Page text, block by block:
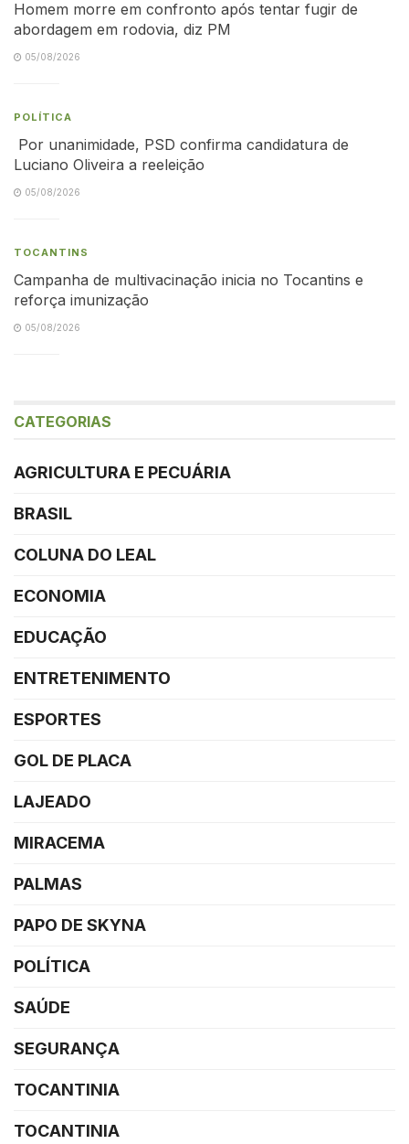
Homem morre em confronto após tentar fugir de
abordagem em rodovia, diz PM
05/08/2026
POLÍTICA
Por unanimidade, PSD confirma candidatura de
Luciano Oliveira a reeleição
05/08/2026
TOCANTINS
Campanha de multivacinação inicia no Tocantins e
reforça imunização
05/08/2026
CATEGORIAS
AGRICULTURA E PECUÁRIA
BRASIL
COLUNA DO LEAL
ECONOMIA
EDUCAÇÃO
ENTRETENIMENTO
ESPORTES
GOL DE PLACA
LAJEADO
MIRACEMA
PALMAS
PAPO DE SKYNA
POLÍTICA
SAÚDE
SEGURANÇA
TOCANTINIA
TOCANTINIA